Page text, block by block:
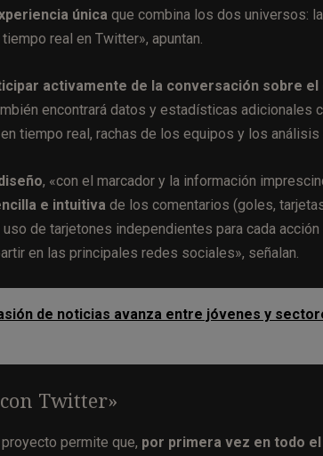
única que combina los dos universos:
real en Twitter», apuntan.
activamente de la conversación sobre
encontrará datos y estadísticas adicionales
tiempo real, rachas de los equipos y los
, «con el marcador y la información
e intuitiva de los comentarios (goles,
de tarjetones independientes para cada
en las principales redes sociales», señalan.
de noticias avanza entre jóvenes y
Twitter»
permite que, por primera vez en todo